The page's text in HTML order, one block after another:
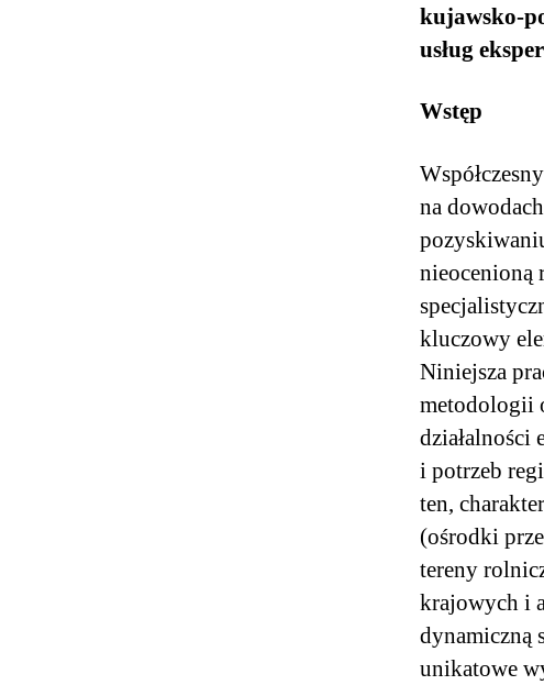
kujawsko-
usług
Wstęp
na
nieocenioną
kluczowy
Niniejsza
metodologii
działalności
i potrzeb
ten,
(ośrodki
tereny
krajowych i
dynamiczną
unikatowe